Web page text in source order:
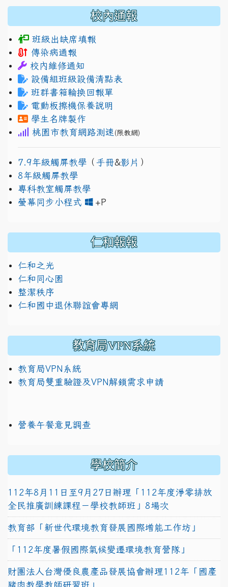
校內通報
班級出缺席填報
傳染病通報
校內維修通知
設備組班級設備清點表
班群書箱輪換回報單
電動板擦機保養說明
學生名牌製作
桃園市教育網路測速 (限教網)
7.9年級觸屏教學 （ 手冊&影片 ）
8年級觸屏教學
專科教室觸屏教學
螢幕同步小程式
+P
仁和報報
仁和之光
仁和同心園
整潔秩序
仁和國中退休聯誼會專網
教育局VPN系統
教育局VPN系統
教育局雙重驗證及VPN解鎖需求申請
營養午餐意見調查
學校簡介
112年8月11日至9月27日辦理「112年度淨零排放
全民推廣訓練課程－學校教師班」8場次
教育部「新世代環境教育發展國際增能工作坊」
「112年度暑假國際氣候變遷環境教育營隊」
財團法人台灣優良農產品發展協會辦理112年「國產
豬肉教學教師研習班」